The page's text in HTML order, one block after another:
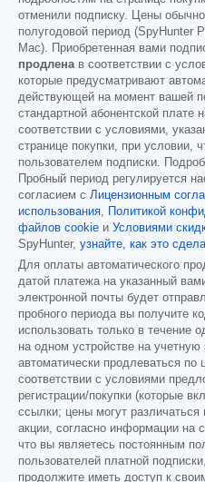
отменили подписку. Цены
полугодовой период (SpyHunter
Mac). Приобретенная вами
продлена в соответствии с
которые предусматривают
действующей на момент вашей
стандартной абонентской плате
соответствии с условиями,
странице покупки, при условии,
пользователем подписки.
Пробный период регулируется
согласием с Лицензионным
использования
Политикой
файлов cookie и Условиями
SpyHunter, узнайте, как это
Для оплаты автоматического
датой платежа на указанный
электронной почты будет
пробного периода вы получите
использовать только в течение
на одном устройстве на
автоматически продлеваться по
соответствии с условиями
регистрации/покупки (которые
ссылки; цены могут
акции, согласно информации на
что вы являетесь постоянным
пользователей платной
продолжите иметь доступ к